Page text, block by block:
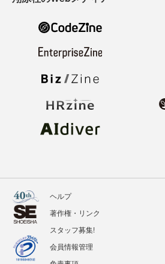
ヘルプ
著作権・リンク
スタッフ募集!
会員情報管理